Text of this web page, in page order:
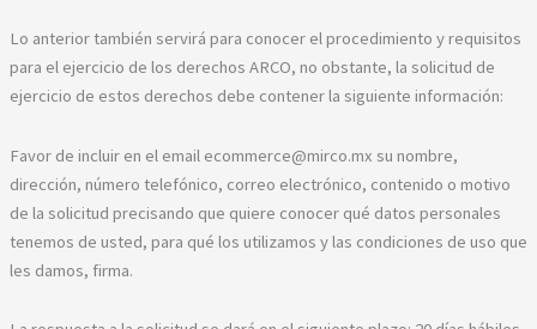
Lo anterior también servirá para conocer el procedimiento y requisitos
para el ejercicio de los derechos ARCO, no obstante, la solicitud de
ejercicio de estos derechos debe contener la siguiente información:
Favor de incluir en el email ecommerce@mirco.mx su nombre,
dirección, número telefónico, correo electrónico, contenido o motivo
de la solicitud precisando que quiere conocer qué datos personales
tenemos de usted, para qué los utilizamos y las condiciones de uso que
les damos, firma.